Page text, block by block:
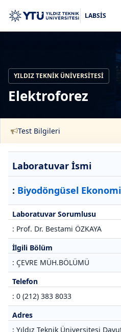
LABSİS
YILDIZ TEKNIK ÜNIVERSITESI
Elektroforez
Test Bilgileri
Laboratuvar İsmi
: Biyodöngüsel
Laboratuvar Sorumlusu
: Prof. Dr. Bestami ÖZKAYA
İlgili Bölüm
: ÇEVRE MÜH.BÖLÜMÜ
Telefon
: 0 (212) 383 8033
Adres
: Yıldız Teknik Üniversitesi